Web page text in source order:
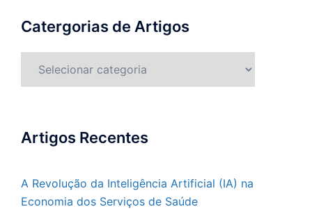
Catergorias de Artigos
Artigos Recentes
A Revolução da Inteligência Artificial (IA) na
Economia dos Serviços de Saúde